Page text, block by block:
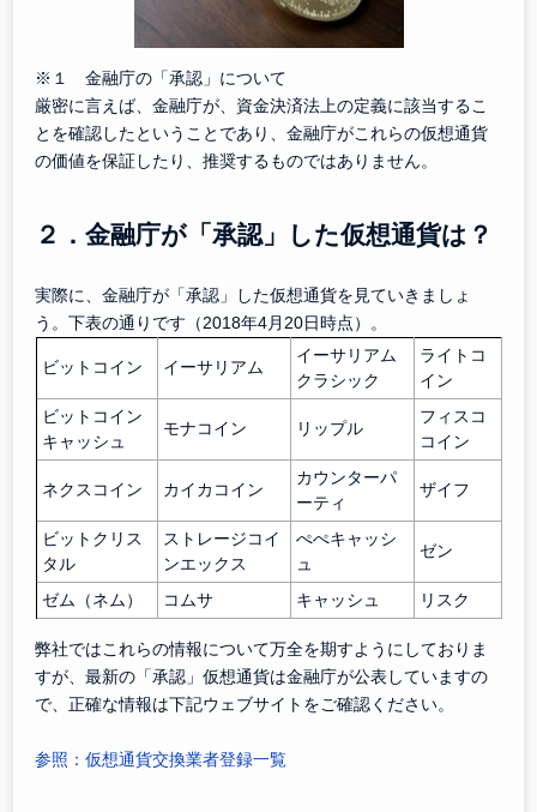
※１ 金融庁の「承認」について
厳密に言えば、金融庁が、資金決済法上の定義に該当するこ
とを確認したということであり、金融庁がこれらの仮想通貨
の価値を保証したり、推奨するものではありません。
２．金融庁が「承認」した仮想通貨は？
実際に、金融庁が「承認」した仮想通貨を見ていきましょ
う。下表の通りです（2018年4月20日時点）。
ビットコイン イーサリアム
イーサリアム
クラシック
ライトコ
イン
ビットコイン
キャッシュ
モナコイン リップル
フィスコ
コイン
ネクスコイン カイカコイン
カウンターパ
ーティ
ザイフ
ビットクリス
タル
ストレージコイ
ンエックス
ぺぺキャッシ
ュ
ゼン
ゼム（ネム） コムサ キャッシュ リスク
弊社ではこれらの情報について万全を期すようにしておりま
すが、最新の「承認」仮想通貨は金融庁が公表していますの
で、正確な情報は下記ウェブサイトをご確認ください。
参照：仮想通貨交換業者登録一覧